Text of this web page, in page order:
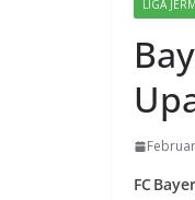
LIGA
FC